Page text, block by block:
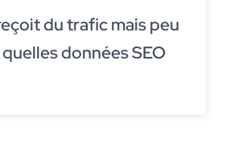
du trafic mais peu
données SEO